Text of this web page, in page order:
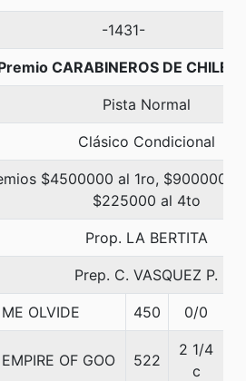
-1431-
CARABINEROS DE CHILE,
Pista Normal
Clásico Condicional
$4500000 al 1ro, $900000
$225000 al 4to
Prop. LA BERTITA
Prep. C. VASQUEZ P.
ME OLVIDE 450 0/0
EMPIRE OF GOO 522
2 1/4
c